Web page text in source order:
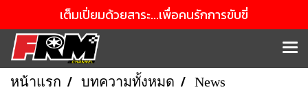
เต็มเปี่ยมด้วยสาระ...เพื่อคนรักการขับขี่
หน้าแรก บทความทั้งหมด
News